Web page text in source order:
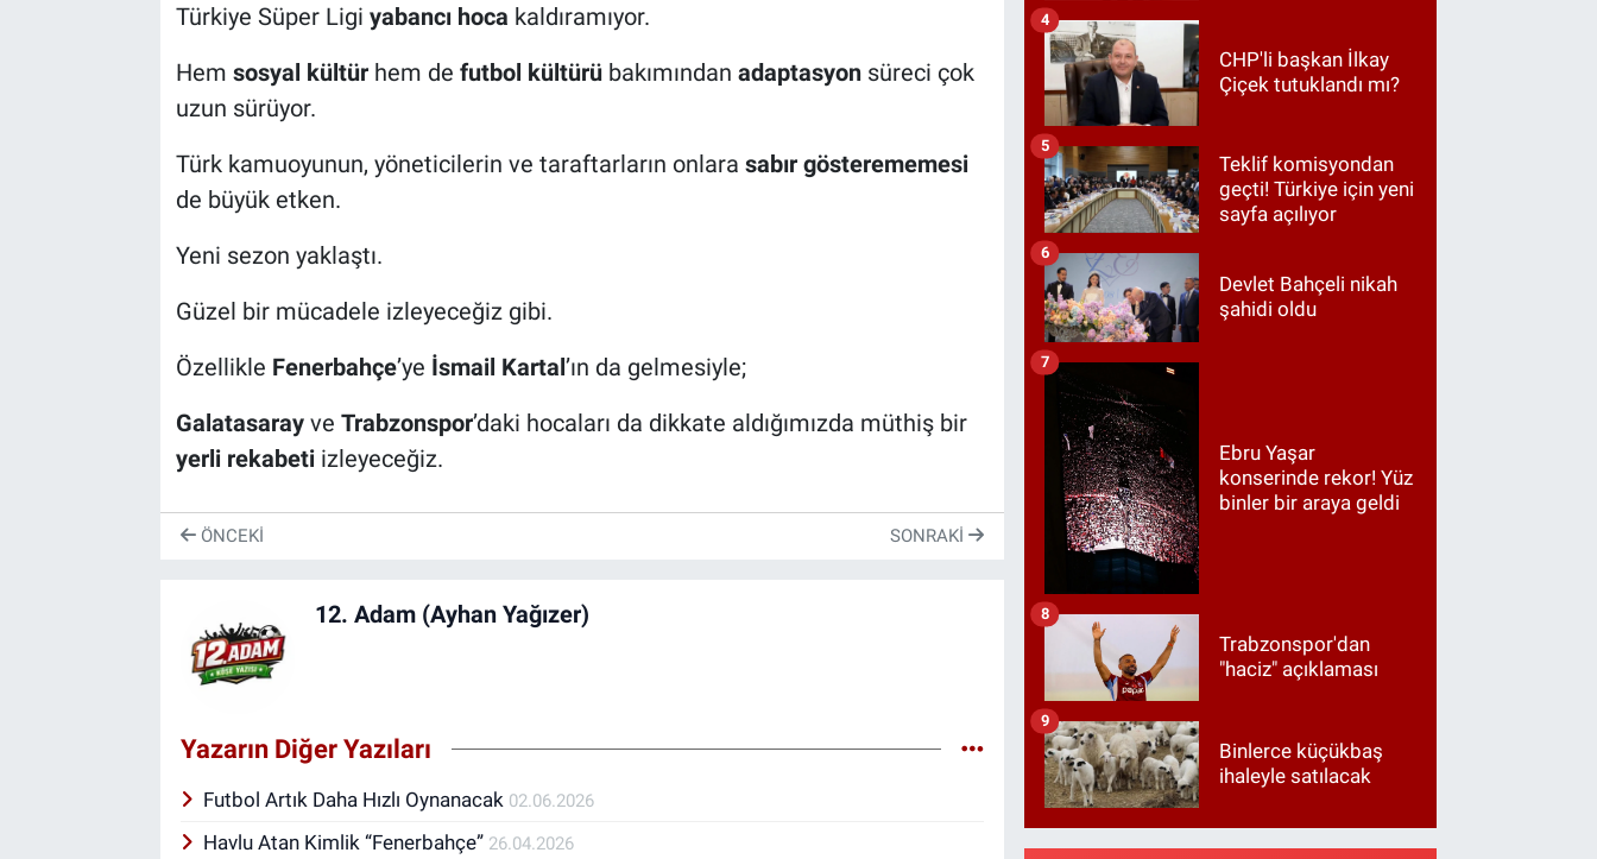
Türkiye Süper Ligi yabancı hoca kaldıramıyor.
Hem sosyal kültürhem de futbol kültürübakımından adaptasyonsüreci çok
uzun sürüyor.
Türk kamuoyunun, yöneticilerin ve taraftarların onlara sabır gösterememesi
de büyük etken.
Yeni sezon yaklaştı.
Güzel bir mücadele izleyeceğiz gibi.
Özellikle Fenerbahçe’ye İsmail Kartal’ın da gelmesiyle;
Galatasarayve Trabzonspor’daki hocaları da dikkate aldığımızda müthiş bir
yerli rekabetiizleyeceğiz.
ÖNCEKI SONRAKI
12. Adam (Ayhan Yağızer)
Yazarın Diğer Yazıları
Futbol Artık Daha Hızlı Oynanacak 02.06.2026
Havlu Atan Kimlik “Fenerbahçe” 26.04.2026
CHP'li başkan İlkay
Çiçek tutuklandı mı?
4
Teklif komisyondan
geçti! Türkiye için yeni
sayfa açılıyor
5
Devlet Bahçeli nikah
şahidi oldu
6
Ebru Yaşar
konserinde rekor! Yüz
binler bir araya geldi
7
Trabzonspor'dan
"haciz" açıklaması
8
Binlerce küçükbaş
ihaleyle satılacak
9